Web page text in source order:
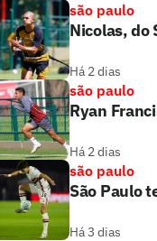
são paulo
Nicolas, do
Há 2 dias
são paulo
Ryan
Há 2 dias
são paulo
São Paulo
Há 3 dias